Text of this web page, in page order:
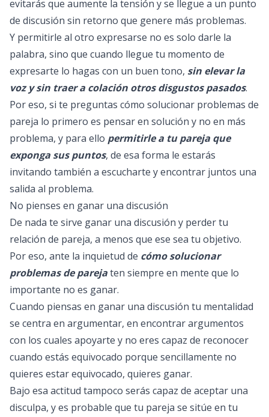
evitarás que aumente la tensión y se llegue a un punto
de discusión sin retorno que genere más problemas.
Y permitirle al otro expresarse no es solo darle la
palabra, sino que cuando llegue tu momento de
expresarte lo hagas con un buen tono, sin elevar la
voz y sin traer a colación otros disgustos pasados.
Por eso, si te preguntas cómo solucionar problemas de
pareja lo primero es pensar en solución y no en más
problema, y para ello permitirle a tu pareja que
exponga sus puntos, de esa forma le estarás
invitando también a escucharte y encontrar juntos una
salida al problema.
No pienses en ganar una discusión
De nada te sirve ganar una discusión y perder tu
relación de pareja, a menos que ese sea tu objetivo.
Por eso, ante la inquietud de cómo solucionar
problemas de parejaten siempre en mente que lo
importante no es ganar.
Cuando piensas en ganar una discusión tu mentalidad
se centra en argumentar, en encontrar argumentos
con los cuales apoyarte y no eres capaz de reconocer
cuando estás equivocado porque sencillamente no
quieres estar equivocado, quieres ganar.
Bajo esa actitud tampoco serás capaz de aceptar una
disculpa, y es probable que tu pareja se sitúe en tu